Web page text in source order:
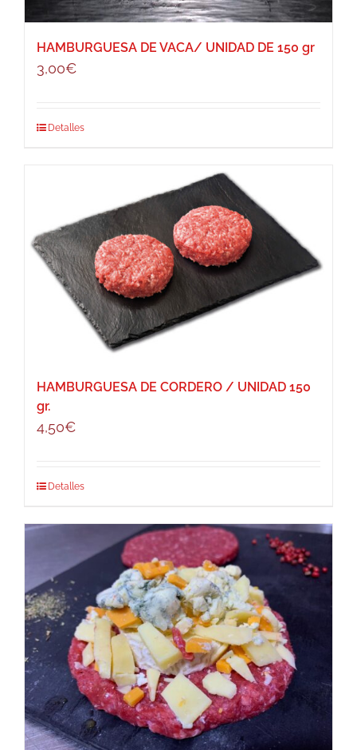
HAMBURGUESA DE VACA/ UNIDAD DE 150 gr
3,00€
Detalles
HAMBURGUESA DE CORDERO / UNIDAD 150
gr.
4,50€
Detalles